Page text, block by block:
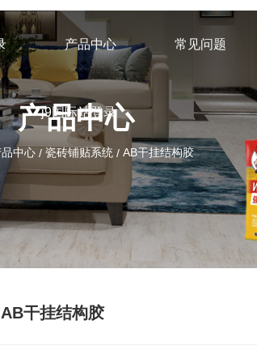
产品中心 常见问题
j9国际站登录
产品中心
品中心 / 瓷砖铺贴系统 / AB干挂结构胶
AB干挂结构胶